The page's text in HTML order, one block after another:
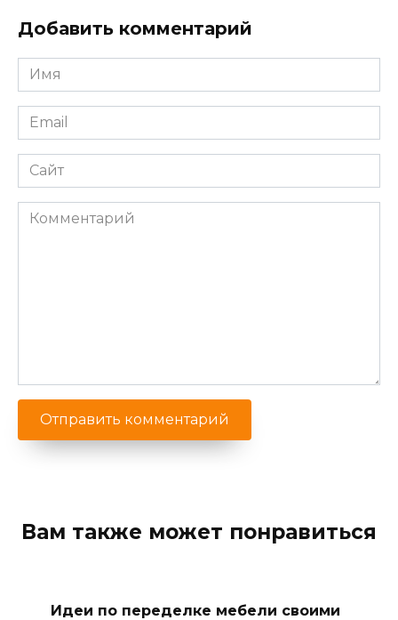
Добавить комментарий
Имя
*
Email
*
Сайт
Комментарий
Вам также может понравиться
Идеи по переделке мебели своими